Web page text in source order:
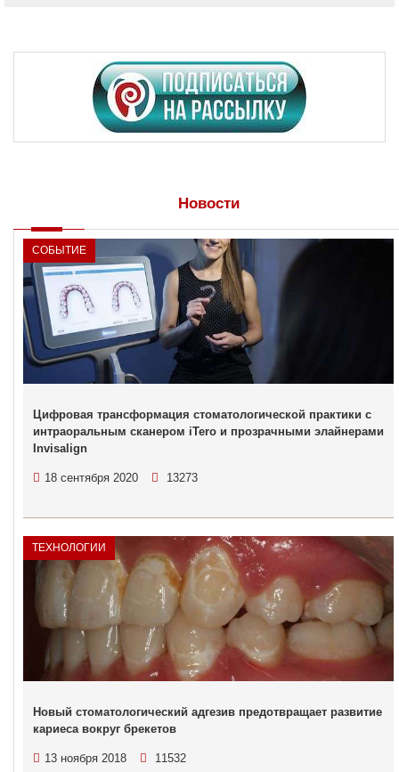
Новости
СОБЫТИЕ
Цифровая трансформация стоматологической практики c
интраоральным сканером iTero и прозрачными элайнерами
Invisalign
18 сентября 2020 13273
ТЕХНОЛОГИИ
Новый стоматологический адгезив предотвращает развитие
кариеса вокруг брекетов
13 ноября 2018 11532